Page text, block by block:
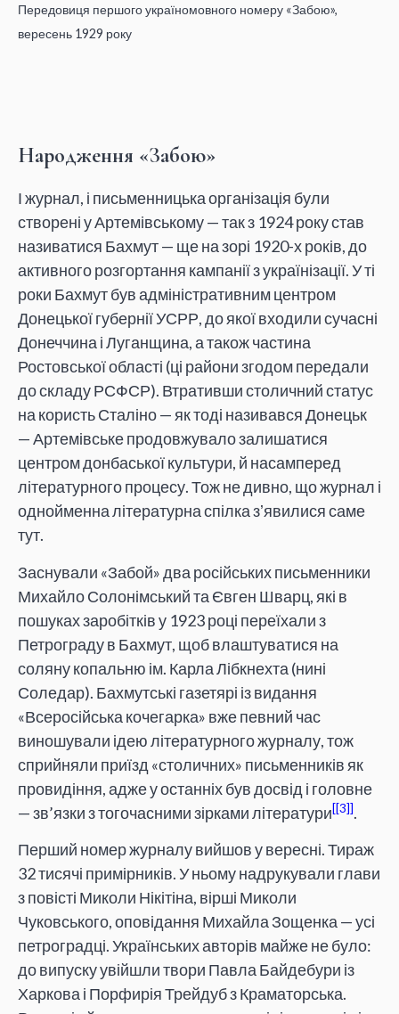
Передовиця першого україномовного номеру «Забою»,
вересень 1929 року
Народження «Забою»
І журнал, і письменницька організація були
створені у Артемівському — так з 1924 року став
називатися Бахмут — ще на зорі 1920-х років, до
активного розгортання кампанії з українізації. У ті
роки Бахмут був адміністративним центром
Донецької губернії УСРР, до якої входили сучасні
Донеччина і Луганщина, а також частина
Ростовської області (ці райони згодом передали
до складу РСФСР). Втративши столичний статус
на користь Сталіно — як тоді називався Донецьк
— Артемівське продовжувало залишатися
центром донбаської культури, й насамперед
літературного процесу. Тож не дивно, що журнал і
однойменна літературна спілка зʼявилися саме
тут.
Заснували «Забой» два російських письменники
Михайло Солонімський та Євген Шварц, які в
пошуках заробітків у 1923 році переїхали з
Петрограду в Бахмут, щоб влаштуватися на
соляну копальню ім. Карла Лібкнехта (нині
Соледар). Бахмутські газетярі із видання
«Всеросійська кочегарка» вже певний час
виношували ідею літературного журналу, тож
сприйняли приїзд «столичних» письменників як
провидіння, адже у останніх був досвід і головне
— зв’язки з тогочасними зірками літератури [3] .
Перший номер журналу вийшов у вересні. Тираж
32 тисячі примірників. У ньому надрукували глави
з повісті Миколи Нікітіна, вірші Миколи
Чуковського, оповідання Михайла Зощенка — усі
петроградці. Українських авторів майже не було:
до випуску увійшли твори Павла Байдебури із
Харкова і Порфирія Трейдуб з Краматорська.